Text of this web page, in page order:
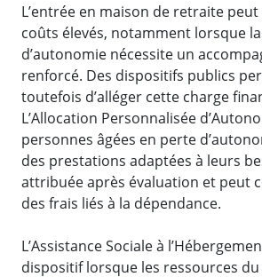
L’entrée en maison de retraite
coûts élevés, notamment lorsque
d’autonomie nécessite un
renforcé. Des dispositifs publics
toutefois d’alléger cette charge
L’Allocation Personnalisée
personnes âgées en perte
des prestations adaptées à leurs
attribuée après évaluation et peut
des frais liés à la dépendance.
L’Assistance Sociale à
dispositif lorsque les ressources